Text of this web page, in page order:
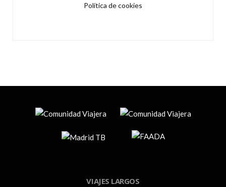
Política de cookies
VIAJES LARGOS